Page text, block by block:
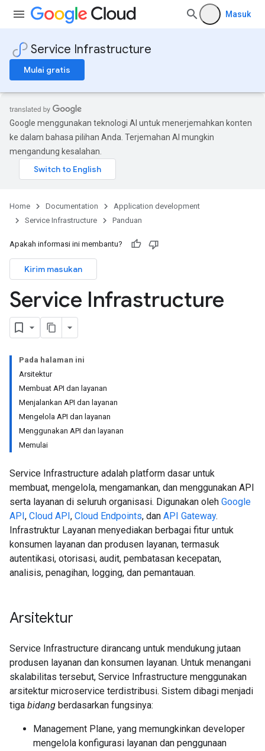
Masuk
Service Infrastructure
Mulai gratis
Google menggunakan teknologi AI untuk menerjemahkan konten
ke dalam bahasa pilihan Anda. Terjemahan AI mungkin
mengandung kesalahan.
Home Documentation
Application development
Service Infrastructure
Panduan
Apakah informasi ini membantu?
Kirim masukan
Service Infrastructure
Pada halaman ini
Arsitektur
Membuat API dan layanan
Menjalankan API dan layanan
Mengelola API dan layanan
Menggunakan API dan layanan
Memulai
Service Infrastructure adalah platform dasar untuk
membuat, mengelola, mengamankan, dan menggunakan API
serta layanan di seluruh organisasi. Digunakan oleh Google
API, Cloud API, Cloud Endpoints, dan API Gateway.
Infrastruktur Layanan menyediakan berbagai fitur untuk
konsumen layanan dan produsen layanan, termasuk
autentikasi, otorisasi, audit, pembatasan kecepatan,
analisis, penagihan, logging, dan pemantauan.
Arsitektur
Service Infrastructure dirancang untuk mendukung jutaan
produsen layanan dan konsumen layanan. Untuk menangani
skalabilitas tersebut, Service Infrastructure menggunakan
arsitektur microservice terdistribusi. Sistem dibagi menjadi
tiga bidang berdasarkan fungsinya:
Management Plane, yang memungkinkan developer
mengelola konfigurasi layanan dan penggunaan